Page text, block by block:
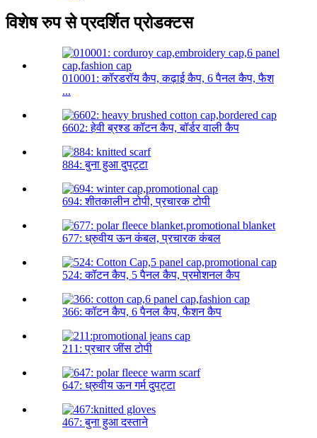
विशेष रुप से प्रदर्शित प्रोडक्टस
010001: कॉरडरॉय कैप, कढ़ाई कैप, 6 पैनल कैप, फैश
...
6602: हेवी ब्रश्ड कॉटन कैप, बॉर्डर वाली कैप
884: बुना हुआ दुपट्टा
694: शीतकालीन टोपी, प्रचारक टोपी
677: ध्रुवीय ऊन कंबल, प्रचारक कंबल
524: कॉटन कैप, 5 पैनल कैप, प्रमोशनल कैप
366: कॉटन कैप, 6 पैनल कैप, फैशन कैप
211: प्रचार जींस टोपी
647: ध्रुवीय ऊन गर्म दुपट्टा
467: बुना हुआ दस्ताने